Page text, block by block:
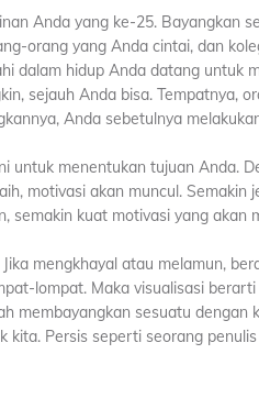
Anda yang ke-25. Bayangkan
orang yang Anda cintai, dan
dalam hidup Anda datang untuk
sejauh Anda bisa. Tempatnya,
Anda sebetulnya
untuk menentukan tujuan Anda.
motivasi akan muncul. Semakin
semakin kuat motivasi yang akan
mengkhayal atau melamun,
lompat. Maka visualisasi
membayangkan sesuatu dengan
kita. Persis seperti seorang